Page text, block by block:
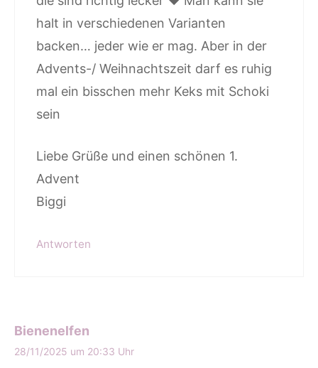
halt in verschiedenen Varianten
backen… jeder wie er mag. Aber in der
Advents-/ Weihnachtszeit darf es ruhig
mal ein bisschen mehr Keks mit Schoki
sein
Liebe Grüße und einen schönen 1.
Advent
Biggi
Antworten
Bienenelfen
28/11/2025 um 20:33 Uhr